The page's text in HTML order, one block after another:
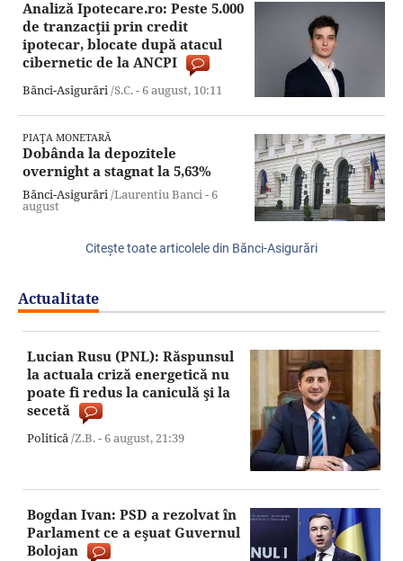
Analiză Ipotecare.ro: Peste 5.000
de tranzacţii prin credit
ipotecar, blocate după atacul
cibernetic de la ANCPI
Bănci-Asigurări/S.C. -6 august, 10:11
PIAŢA MONETARĂ
Dobânda la depozitele
overnight a stagnat la 5,63%
Bănci-Asigurări/Laurentiu Banci -6
august
Citeşte toate articolele din Bănci-Asigurări
Actualitate
Lucian Rusu (PNL): Răspunsul
la actuala criză energetică nu
poate fi redus la caniculă şi la
secetă
Politică/Z.B. -6 august,21:39
Bogdan Ivan: PSD a rezolvat în
Parlament ce a eşuat Guvernul
Bolojan